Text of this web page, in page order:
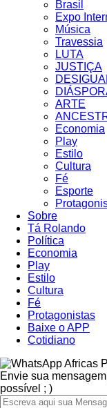
Brasil
Expo
Música
Travessia
LUTA
JUSTIÇA
ARTE
Economia
Play
Estilo
Cultura
Fé
Esporte
Sobre
Tá Rolando
Política
Economia
Play
Estilo
Cultura
Fé
Protagonistas
Baixe o APP
Cotidiano
Africas
Envie sua
possível ; )